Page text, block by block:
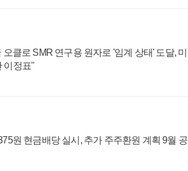
클로 SMR 연구용 원자로 '임계 상태' 도달, 미
이정표"
원 현금배당 실시, 추가 주주환원 계획 9월 공